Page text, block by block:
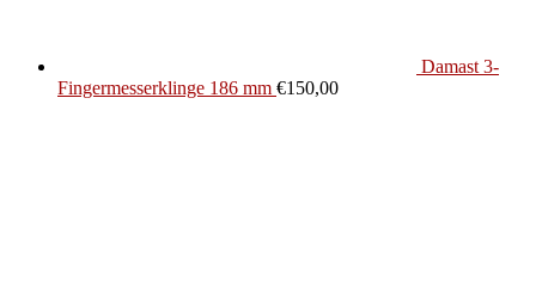
Damast 3-
Fingermesserklinge 186 mm €150,00